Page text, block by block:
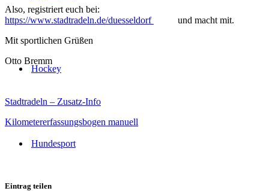
Hockey
Hundesport
Also, registriert euch bei:
https://www.stadtradeln.de/duesseldorf
und macht mit.
Mit sportlichen Grüßen
Otto Bremm
Stadtradeln – Zusatz-Info
Kilometererfassungsbogen manuell
Eintrag teilen